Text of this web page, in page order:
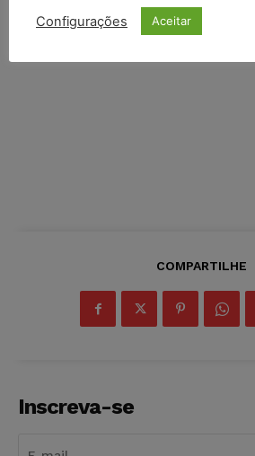
COMPARTILHE
Inscreva-se
Configurações Aceitar